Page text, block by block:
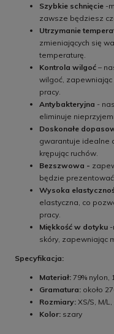
Szybkie schnięcie -
zawsze będziesz
Utrzymanie
zmieniających się
temperaturę.
Kontrola wilgoć –
wilgoć, zapewniając
pracy.
Antybakteryjna -
eliminuje
Doskonałe
gwarantuje idealne
krępując ruchów.
Bezszwowa -
będzie
Wysoka
elastyczna, co
pracy.
Miękkość w dotyku
skóry, zapewniając
Specyfikacja:
Materiał: 79% nylon,
Gramatura: około
Rozmiary: XS/S, M/
Kolor: szary